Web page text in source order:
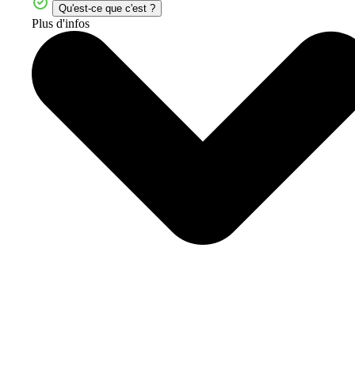
Qu'est-ce que c'est ?
Plus d'infos